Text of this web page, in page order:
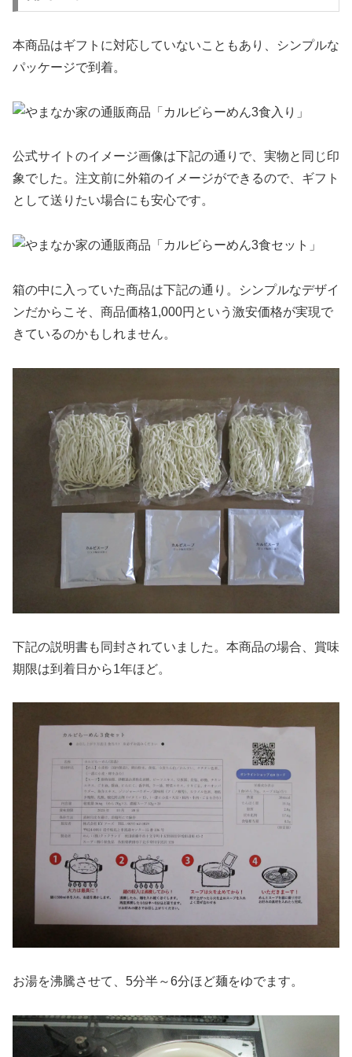
本商品はギフトに対応していないこともあり、シンプルな
パッケージで到着。
公式サイトのイメージ画像は下記の通りで、実物と同じ印
象でした。注文前に外箱のイメージができるので、ギフト
として送りたい場合にも安心です。
箱の中に入っていた商品は下記の通り。シンプルなデザイ
ンだからこそ、商品価格1,000円という激安価格が実現で
きているのかもしれません。
下記の説明書も同封されていました。本商品の場合、賞味
期限は到着日から1年ほど。
お湯を沸騰させて、5分半～6分ほど麺をゆでます。